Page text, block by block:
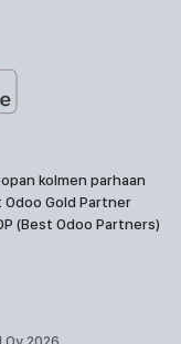
kolmen parhaan
Gold Partner
(Best Odoo Partners)
2026